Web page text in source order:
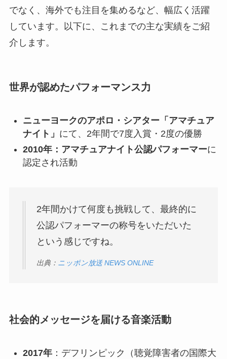
でなく、海外でも注目を集めるなど、幅広く活躍
しています。以下に、これまでの主な実績をご紹
介します。
世界が認めたパフォーマンス力
ニューヨークのアポロ・シアター「アマチュア
ナイト」 にて、2年間で7度入賞・2度の優勝
2010年：アマチュアナイト公認パフォーマーに
認定され活動
2年間かけて何度も挑戦して、最終的に
公認パフォーマーの称号をいただいた
という感じですね。
出典： ニッポン放送 NEWS ONLINE
社会的メッセージを届ける音楽活動
2017年：デフリンピック（聴覚障害者の国際大